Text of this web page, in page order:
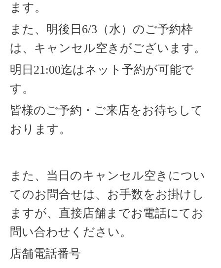
ます。
また、明後日6/3（水）のご予約枠
は、キャンセル空きがございます。
明日21:00迄はネット予約が可能で
す。
皆様のご予約・ご来店をお待ちして
おります。
また、当日のキャンセル空きについ
てのお問合せは、お手数をお掛けし
ますが、直接店舗までお電話にてお
問い合わせください。
店舗電話番号